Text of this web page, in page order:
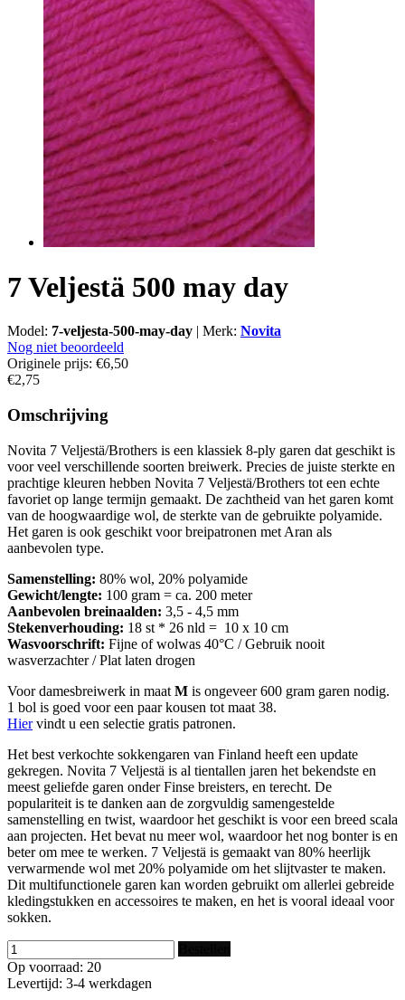
7 Veljestä 500 may day
Model: 7-veljesta-500-may-day | Merk: Novita
Nog niet beoordeeld
Originele prijs: €6,50
€2,75
Omschrijving
Novita 7 Veljestä/Brothers is een klassiek 8-ply garen dat geschikt is
voor veel verschillende soorten breiwerk. Precies de juiste sterkte en
prachtige kleuren hebben Novita 7 Veljestä/Brothers tot een echte
favoriet op lange termijn gemaakt. De zachtheid van het garen komt
van de hoogwaardige wol, de sterkte van de gebruikte polyamide.
Het garen is ook geschikt voor breipatronen met Aran als
aanbevolen type.
Samenstelling: 80% wol, 20% polyamide
Gewicht/lengte: 100 gram = ca. 200 meter
Aanbevolen breinaalden: 3,5 - 4,5 mm
Stekenverhouding: 18 st * 26 nld = 10 x 10 cm
Wasvoorschrift: Fijne of wolwas 40°C / Gebruik nooit
wasverzachter / Plat laten drogen
Voor damesbreiwerk in maat M is ongeveer 600 gram garen nodig.
1 bol is goed voor een paar kousen tot maat 38.
Hiervindt u een selectie gratis patronen.
Het best verkochte sokkengaren van Finland heeft een update
gekregen. Novita 7 Veljestä is al tientallen jaren het bekendste en
meest geliefde garen onder Finse breisters, en terecht. De
populariteit is te danken aan de zorgvuldig samengestelde
samenstelling en twist, waardoor het geschikt is voor een breed scala
aan projecten. Het bevat nu meer wol, waardoor het nog bonter is en
beter om mee te werken. 7 Veljestä is gemaakt van 80% heerlijk
verwarmende wol met 20% polyamide om het slijtvaster te maken.
Dit multifunctionele garen kan worden gebruikt om allerlei gebreide
kledingstukken en accessoires te maken, en het is vooral ideaal voor
sokken.
Op voorraad: 20
Levertijd: 3-4 werkdagen